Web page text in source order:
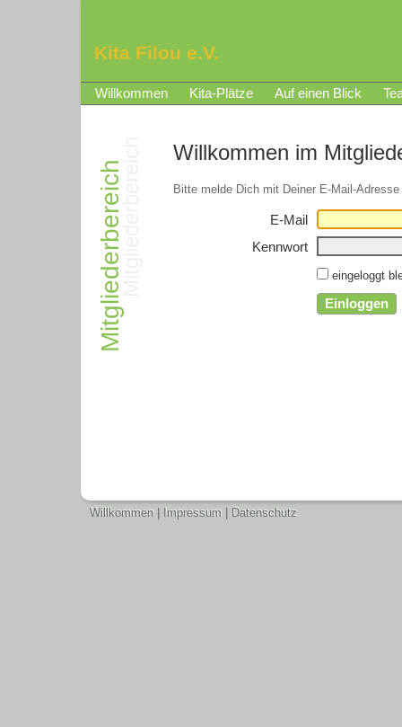
Kita Filou e.V.
Willkommen Kita-Plätze Auf einen Blick
Willkommen im
Bitte melde Dich mit Deiner E-Mail-
E-Mail
Kennwort
eingeloggt
Willkommen Impressum Datenschutz